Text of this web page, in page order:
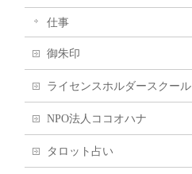
仕事
御朱印
ライセンスホルダースクール
NPO法人ココオハナ
タロット占い